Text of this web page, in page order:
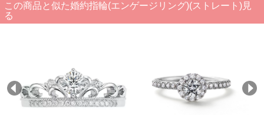
この商品と似た婚約指輪(エンゲージリング)(ストレート)見
る